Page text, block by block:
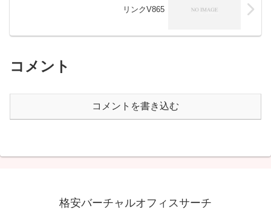
リンクV865
コメント
コメントを書き込む
格安バーチャルオフィスサーチ